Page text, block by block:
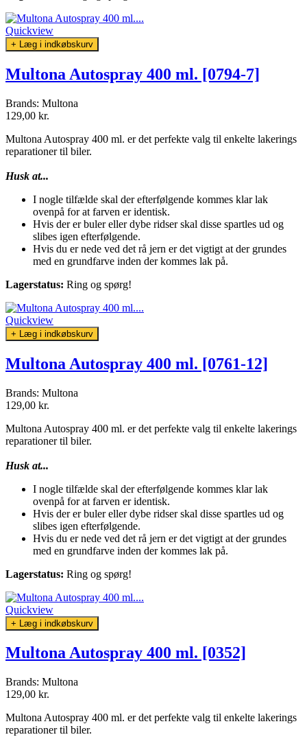
Quickview
+ Læg i indkøbskurv
Multona Autospray 400 ml. [0794-7]
Brands: Multona
129,00 kr.
Multona Autospray 400 ml. er det perfekte valg til enkelte lakerings
reparationer til biler.
Husk at...
I nogle tilfælde skal der efterfølgende kommes klar lak
ovenpå for at farven er identisk.
Hvis der er buler eller dybe ridser skal disse spartles ud og
slibes igen efterfølgende.
Hvis du er nede ved det rå jern er det vigtigt at der grundes
med en grundfarve inden der kommes lak på.
Lagerstatus: Ring og spørg!
Quickview
+ Læg i indkøbskurv
Multona Autospray 400 ml. [0761-12]
Brands: Multona
129,00 kr.
Multona Autospray 400 ml. er det perfekte valg til enkelte lakerings
reparationer til biler.
Husk at...
I nogle tilfælde skal der efterfølgende kommes klar lak
ovenpå for at farven er identisk.
Hvis der er buler eller dybe ridser skal disse spartles ud og
slibes igen efterfølgende.
Hvis du er nede ved det rå jern er det vigtigt at der grundes
med en grundfarve inden der kommes lak på.
Lagerstatus: Ring og spørg!
Quickview
+ Læg i indkøbskurv
Multona Autospray 400 ml. [0352]
Brands: Multona
129,00 kr.
Multona Autospray 400 ml. er det perfekte valg til enkelte lakerings
reparationer til biler.